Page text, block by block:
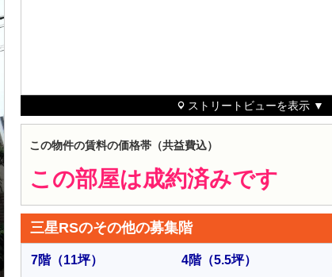
ストリートビューを表示 ▼
この物件の賃料の価格帯（共益費込）
この部屋は成約済みです
三星RSのその他の募集階
7階（11坪） 4階（5.5坪）